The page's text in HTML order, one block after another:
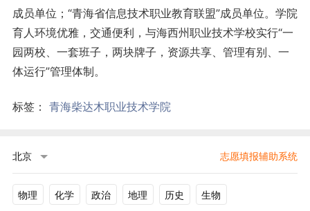
成员单位；“青海省信息技术职业教育联盟”成员单位。学院
育人环境优雅，交通便利，与海西州职业技术学校实行“一
园两校、一套班子，两块牌子，资源共享、管理有别、一
体运行”管理体制。
标签： 青海柴达木职业技术学院
北京 志愿填报辅助系统
物理 化学 政治 地理 历史 生物